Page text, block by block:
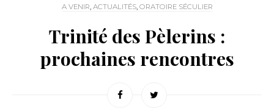
A VENIR, ACTUALITÉS, ORATOIRE SÉCULIER
Trinité des Pèlerins :
prochaines rencontres